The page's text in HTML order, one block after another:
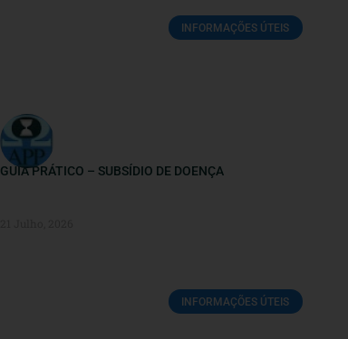
INFORMAÇÕES ÚTEIS
GUIA PRÁTICO – SUBSÍDIO DE DOENÇA
INFORMAÇÕES ÚTEIS